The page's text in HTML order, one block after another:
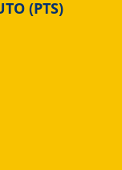
(PTS)